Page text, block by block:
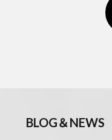
BLOG＆NEWS